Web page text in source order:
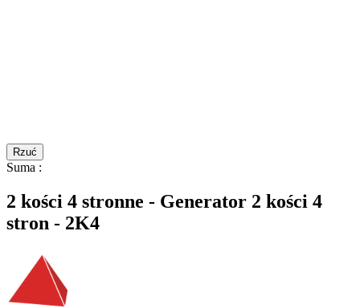
Rzuć
Suma :
2 kości 4 stronne - Generator 2 kości 4
stron - 2K4